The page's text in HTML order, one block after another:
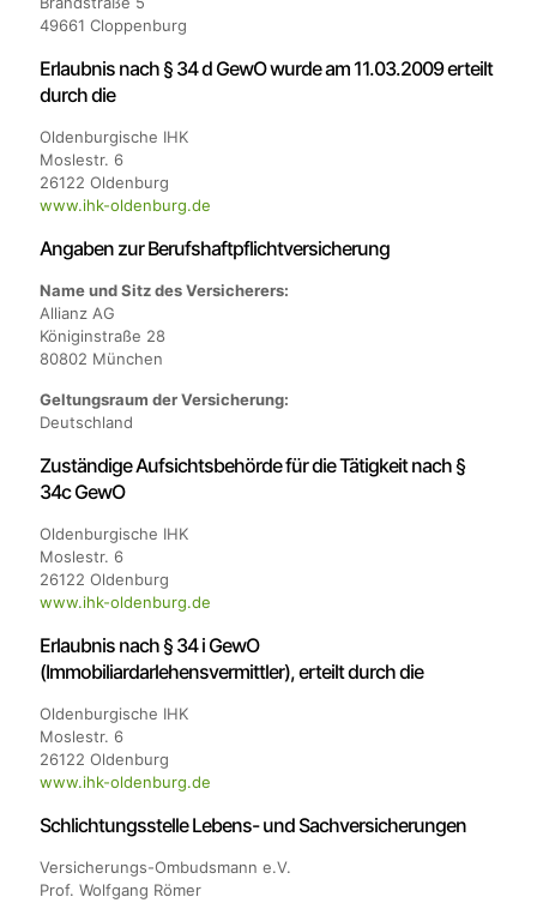
49661 Cloppenburg
Erlaubnis nach § 34 d GewO wurde am 11.03.2009 erteilt
durch die
Oldenburgische IHK
Moslestr. 6
26122 Oldenburg
www.ihk-oldenburg.de
Angaben zur Berufs­haftpflicht­versicherung
Name und Sitz des Versicherers:
Allianz AG
Königinstraße 28
80802 München
Geltungsraum der Versicherung:
Deutschland
Zuständige Aufsichtsbehörde für die Tätigkeit nach §
34c GewO
Oldenburgische IHK
Moslestr. 6
26122 Oldenburg
www.ihk-oldenburg.de
Erlaubnis nach § 34 i GewO
(Immobiliardarlehensvermittler), erteilt durch die
Oldenburgische IHK
Moslestr. 6
26122 Oldenburg
www.ihk-oldenburg.de
​Schlichtungsstelle Lebens- und Sachversicherungen
Versicherungs-Ombudsmann e.V.
Prof. Wolfgang Römer